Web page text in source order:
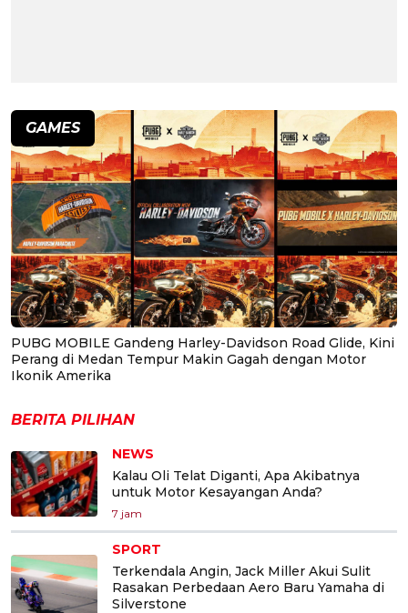
GAMES
PUBG MOBILE Gandeng Harley-Davidson Road Glide, Kini
Perang di Medan Tempur Makin Gagah dengan Motor
Ikonik Amerika
BERITA PILIHAN
NEWS
Kalau Oli Telat Diganti, Apa Akibatnya
untuk Motor Kesayangan Anda?
7 jam
SPORT
Terkendala Angin, Jack Miller Akui Sulit
Rasakan Perbedaan Aero Baru Yamaha di
Silverstone